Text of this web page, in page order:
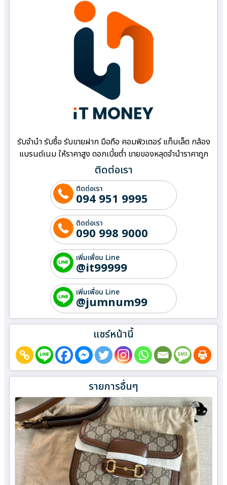
รับจำนำ รับซื้อ รับขายฝาก มือถือ คอมพิวเตอร์ แท็บเล็ต กล้อง
แบรนด์เนม ให้ราคาสูง ดอกเบี้ยต่ำ ขายของหลุดจำนำราคาถูก
ติดต่อเรา
ติดต่อเรา
094 951 9995
ติดต่อเรา
090 998 9000
เพิ่มเพื่อน Line
@it99999
เพิ่มเพื่อน Line
@jumnum99
แชร์หน้านี้
รายการอื่นๆ